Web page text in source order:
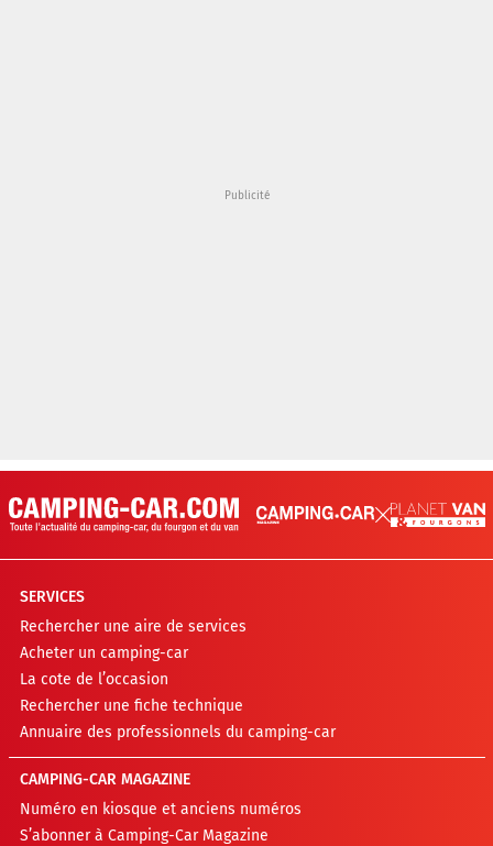
SERVICES
Rechercher une aire de services
Acheter un camping-car
La cote de l’occasion
Rechercher une fiche technique
Annuaire des professionnels du camping-car
CAMPING-CAR MAGAZINE
Numéro en kiosque et anciens numéros
S’abonner à Camping-Car Magazine